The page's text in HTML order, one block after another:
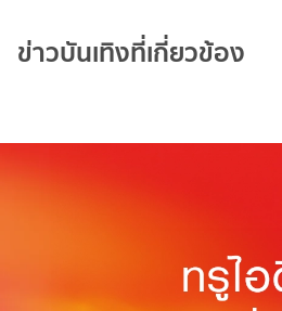
ข่าวบันเทิงที่เกี่ยวข้อง